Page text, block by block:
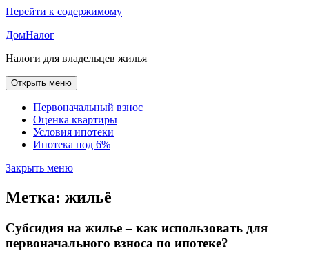
Перейти к содержимому
ДомНалог
Налоги для владельцев жилья
Открыть меню
Первоначальный взнос
Оценка квартиры
Условия ипотеки
Ипотека под 6%
Закрыть меню
Метка: жильё
Субсидия на жилье – как использовать для
первоначального взноса по ипотеке?